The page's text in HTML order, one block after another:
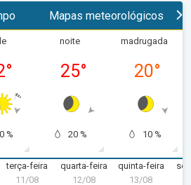
Mapas meteorológicos
°
%
noite
25°
20 %
madrugada
20°
10 %
terça-feira
11/08
quarta-feira
12/08
quinta-feira
13/08